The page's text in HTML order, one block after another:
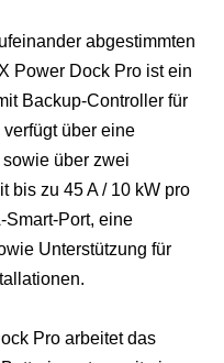
abgestimmten
Power Dock Pro ist ein
Backup-Controller für
über eine
über zwei
bis zu 45 A / 10 kW pro
Smart-Port, eine
Unterstützung für
Pro arbeitet das